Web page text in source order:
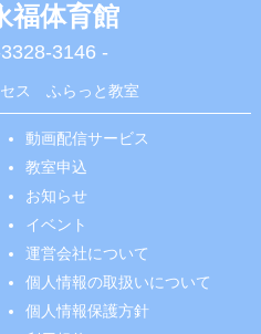
福体育館
3146 -
ス ふらっと教室
動画配信サービス
教室申込
お知らせ
イベント
運営会社について
個人情報の取扱いについて
個人情報保護方針